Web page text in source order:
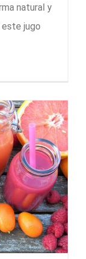
natural y
jugo